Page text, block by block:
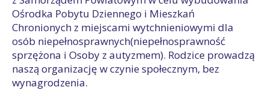
Ośrodka Pobytu Dziennego i Mieszkań
Chronionych z miejscami wytchnieniowymi dla
osób niepełnosprawnych(niepełnosprawność
sprzężona i Osoby z autyzmem). Rodzice prowadzą
naszą organizację w czynie społecznym, bez
wynagrodzenia.